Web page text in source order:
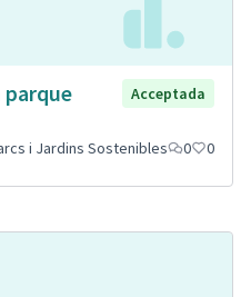
parque
Acceptada
i Jardins Sostenibles 0 0